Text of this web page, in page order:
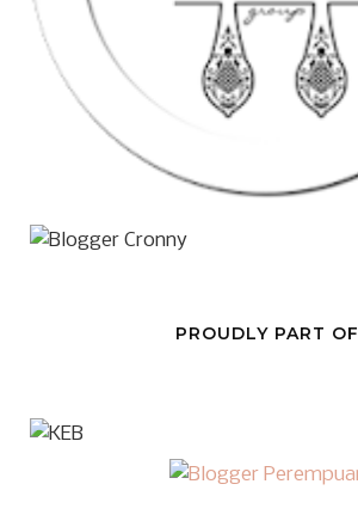
PROUDLY PART OF